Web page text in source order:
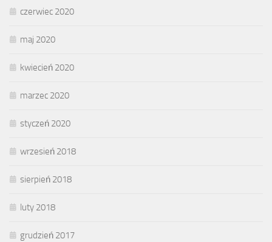
czerwiec 2020
maj 2020
kwiecień 2020
marzec 2020
styczeń 2020
wrzesień 2018
sierpień 2018
luty 2018
grudzień 2017